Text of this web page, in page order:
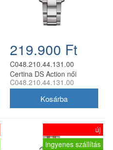
219.900 Ft
C048.210.44.131.00
Certina DS Action női
analóg karóra
C048.210.44.131.00
új
ingyenes szállítás